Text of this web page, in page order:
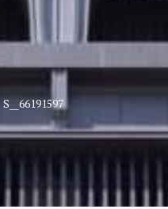
S__66191597